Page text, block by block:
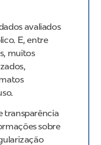
avaliados
E, entre
muitos
transparência
sobre